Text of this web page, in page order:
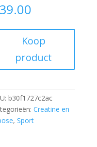
39.00
Koop
product
b30f1727c2ac
Creatine en
,Sport